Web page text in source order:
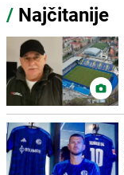
/ Najčitanije